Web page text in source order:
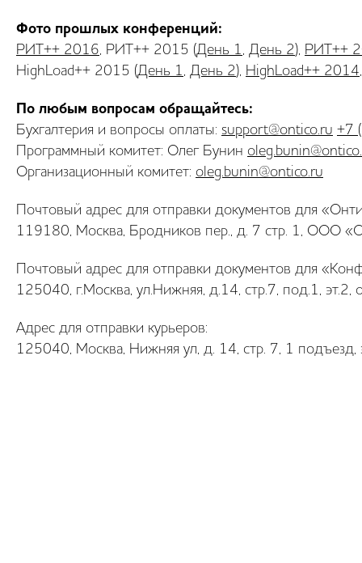
Фото прошлых конференций:
РИТ++ 2016, РИТ++ 2015 (День 1, День 2), РИТ++
HighLoad++ 2015 (День 1, День 2), HighLoad++ 2014
По любым вопросам обращайтесь:
Бухгалтерия и вопросы оплаты: support@ontico.ru +7
Программный комитет: Олег Бунин
Организационный комитет: oleg.bunin@ontico.ru
Почтовый адрес для отправки документов для
119180, Москва, Бродников пер., д. 7 стр. 1, ООО
Почтовый адрес для отправки документов для
125040, г.Москва, ул.Нижняя, д.14, стр.7, под.1,
Адрес для отправки курьеров:
125040, Москва, Нижняя ул, д. 14, стр. 7, 1